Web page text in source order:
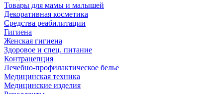
Товары для мамы и малышей
Декоративная косметика
Средства реабилитации
Гигиена
Женская гигиена
Здоровое и спец. питание
Контрацепция
Лечебно-профилактическое белье
Медицинская техника
Медицинские изделия